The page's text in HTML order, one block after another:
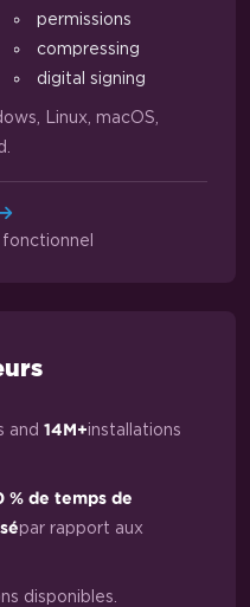
marges
extraction)
permissions
compressing
digital signing
Linux, macOS,
and 14M+installations
% de temps de
par rapport aux
disponibles.